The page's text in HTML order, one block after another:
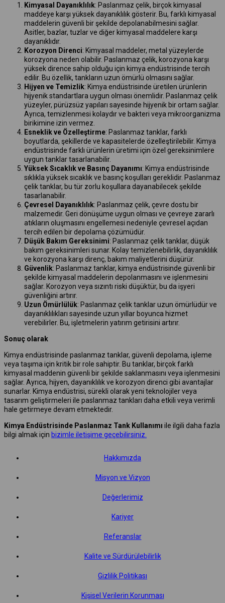
Kimyasal Dayanıklılık: Paslanmaz çelik, birçok kimyasal
maddeye karşı yüksek dayanıklılık gösterir. Bu, farklı kimyasal
maddelerin güvenli bir şekilde depolanabilmesini sağlar.
Asitler, bazlar, tuzlar ve diğer kimyasal maddelere karşı
dayanıklıdır.
Korozyon Direnci: Kimyasal maddeler, metal yüzeylerde
korozyona neden olabilir. Paslanmaz çelik, korozyona karşı
yüksek dirence sahip olduğu için kimya endüstrisinde tercih
edilir. Bu özellik, tankların uzun ömürlü olmasını sağlar.
Hijyen ve Temizlik: Kimya endüstrisinde üretilen ürünlerin
hijyenik standartlara uygun olması önemlidir. Paslanmaz çelik
yüzeyler, pürüzsüz yapıları sayesinde hijyenik bir ortam sağlar.
Ayrıca, temizlenmesi kolaydır ve bakteri veya mikroorganizma
birikimine izin vermez.
Esneklik ve Özelleştirme: Paslanmaz tanklar, farklı
boyutlarda, şekillerde ve kapasitelerde özelleştirilebilir. Kimya
endüstrisinde farklı ürünlerin üretimi için özel gereksinimlere
uygun tanklar tasarlanabilir.
Yüksek Sıcaklık ve Basınç Dayanımı: Kimya endüstrisinde
sıklıkla yüksek sıcaklık ve basınç koşulları gereklidir. Paslanmaz
çelik tanklar, bu tür zorlu koşullara dayanabilecek şekilde
tasarlanabilir.
Çevresel Dayanıklılık: Paslanmaz çelik, çevre dostu bir
malzemedir. Geri dönüşüme uygun olması ve çevreye zararlı
atıkların oluşmasını engellemesi nedeniyle çevresel açıdan
tercih edilen bir depolama çözümüdür.
Düşük Bakım Gereksinimi: Paslanmaz çelik tanklar, düşük
bakım gereksinimleri sunar. Kolay temizlenebilirlik, dayanıklılık
ve korozyona karşı direnç, bakım maliyetlerini düşürür.
Güvenlik: Paslanmaz tanklar, kimya endüstrisinde güvenli bir
şekilde kimyasal maddelerin depolanmasını ve işlenmesini
sağlar. Korozyon veya sızıntı riski düşüktür, bu da işyeri
güvenliğini artırır.
Uzun Ömürlülük: Paslanmaz çelik tanklar uzun ömürlüdür ve
dayanıklılıkları sayesinde uzun yıllar boyunca hizmet
verebilirler. Bu, işletmelerin yatırım getirisini artırır.
Sonuç olarak
Kimya endüstrisinde paslanmaz tanklar, güvenli depolama, işleme
veya taşıma için kritik bir role sahiptir. Bu tanklar, birçok farklı
kimyasal maddenin güvenli bir şekilde saklanmasını veya işlenmesini
sağlar. Ayrıca, hijyen, dayanıklılık ve korozyon direnci gibi avantajlar
sunarlar. Kimya endüstrisi, sürekli olarak yeni teknolojiler veya
tasarım geliştirmeleri ile paslanmaz tankları daha etkili veya verimli
hale getirmeye devam etmektedir.
Kimya Endüstrisinde Paslanmaz Tank Kullanımı ile ilgili daha fazla
bilgi almak için bizimle iletişime geçebilirsiniz.
Hakkımızda
Misyon ve Vizyon
Değerlerimiz
Kariyer
Referanslar
Kalite ve Sürdürülebilirlik
Gizlilik Politikası
Kişisel Verilerin Korunması